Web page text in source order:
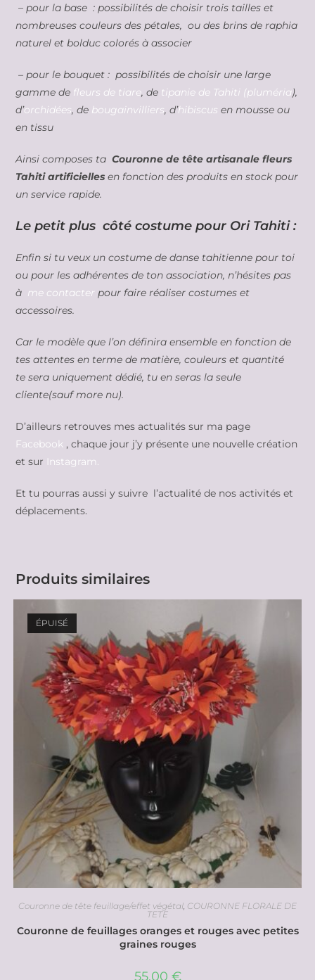
– pour la base : possibilités de choisir trois tailles et
nombreuses couleurs des pétales, ou des brins de raphia
naturel et bolduc colorés à associer
– pour le bouquet : possibilités de choisir une large
gamme de fleurs de tiare, de tipanie de Tahiti (pluméria),
d’orchidées, de bougainvilliers, d’hibiscus en mousse ou
en tissu
Ainsi composes taCouronne de tête artisanale fleurs
Tahiti artificielles en fonction des produits en stock pour
un service rapide.
Le petit plus côté costume pour Ori Tahiti :
Enfin si tu veux un costume de danse tahitienne pour toi
ou pour les adhérentes de ton association, n’hésites pas
à me contacter pour faire réaliser costumes et
accessoires.
Car le modèle que l’on définira ensemble en fonction de
tes attentes en terme de matière, couleurs et quantité
te sera uniquement dédié, tu en seras la seule
cliente(sauf more nu).
D’ailleurs retrouves mes actualités sur ma page
Facebook , chaque jour j’y présente une nouvelle création
et sur Instagram.
Et tu pourras aussi y suivre l’actualité de nos activités et
déplacements.
Produits similaires
ÉPUISÉ
Couronne de tête feuillage/effet végétal, COURONNE FLORALE DE
TETE
Couronne de feuillages oranges et rouges avec petites
graines rouges
55,00 €